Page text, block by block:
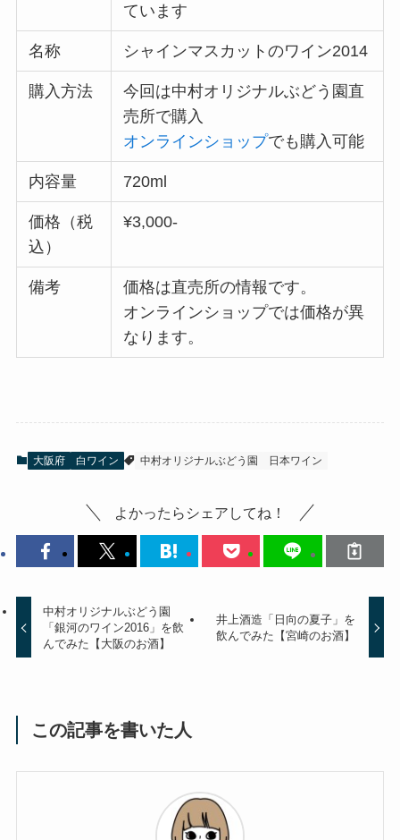
ています
名称 シャインマスカットのワイン2014
購入方法
今回は中村オリジナルぶどう園直
売所で購入
オンラインショップでも購入可能
内容量 720ml
価格 （税
込）
¥3,000-
備考
価格は直売所の情報です。
オンラインショップでは価格が異
なります。
大阪府 白ワイン 中村オリジナルぶどう園 日本ワイン
よかったらシェアしてね！
中村オリジナルぶどう園
「銀河のワイン2016」を飲
んでみた【大阪のお酒】
井上酒造「日向の夏子」を
飲んでみた【宮崎のお酒】
この記事を書いた人